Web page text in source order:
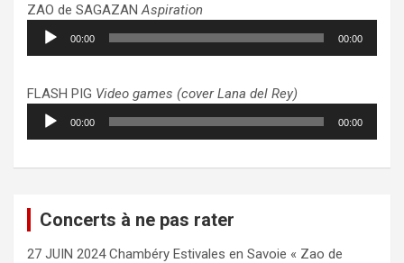
ZAO de SAGAZANAspiration
Lecteur
audio
00:00 00:00
FLASH PIG Video games (cover Lana del Rey)
Lecteur
audio
00:00 00:00
Concerts à ne pas rater
27 JUIN 2024 Chambéry Estivales en Savoie « Zao de